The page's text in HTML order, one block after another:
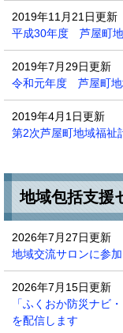
2019年11月21日更新
平成30年度 芦屋町
2019年7月29日更新
令和元年度 芦屋町地
2019年4月1日更新
第2次芦屋町地域福祉
地域包括支援
2026年7月27日更新
地域交流サロンに参
2026年7月15日更新
「ふくおか防災ナビ
を配信します